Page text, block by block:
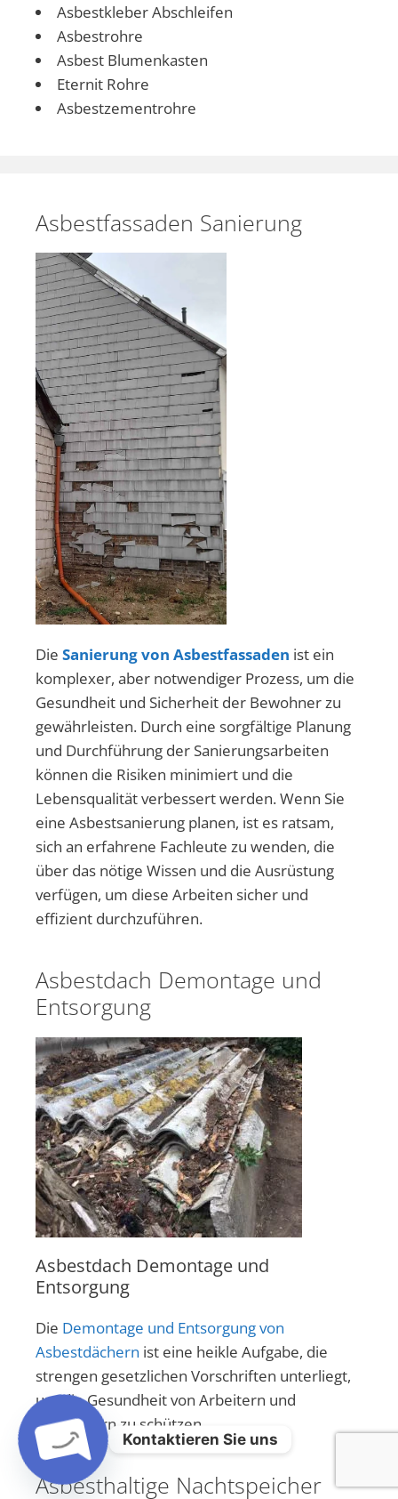
Asbestkleber Abschleifen
Asbestrohre
Asbest Blumenkasten
Eternit Rohre
Asbestzementrohre
Asbestfassaden Sanierung
Die Sanierung von Asbestfassaden ist ein
komplexer, aber notwendiger Prozess, um die
Gesundheit und Sicherheit der Bewohner zu
gewährleisten. Durch eine sorgfältige Planung
und Durchführung der Sanierungsarbeiten
können die Risiken minimiert und die
Lebensqualität verbessert werden. Wenn Sie
eine Asbestsanierung planen, ist es ratsam,
sich an erfahrene Fachleute zu wenden, die
über das nötige Wissen und die Ausrüstung
verfügen, um diese Arbeiten sicher und
effizient durchzuführen.
Asbestdach Demontage und
Entsorgung
Asbestdach Demontage und
Entsorgung
Die Demontage und Entsorgung von
Asbestdächern ist eine heikle Aufgabe, die
strengen gesetzlichen Vorschriften unterliegt,
um die Gesundheit von Arbeitern und
Anwohnern zu schützen.
Asbesthaltige Nachtspeicher
Kontaktieren Sie uns
Open